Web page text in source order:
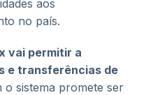
aos
no país.
vai permitir a
e transferências de
o sistema promete ser